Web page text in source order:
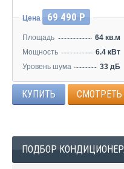
Цена 69 490 Р
Площадь
64 кв.м
Мощность
6.4 кВт
Уровень шума
33 дБ
КУПИТЬ СМОТРЕТЬ
ПОДБОР